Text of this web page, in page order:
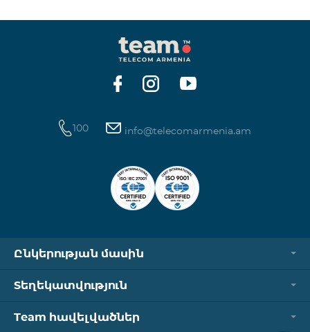
100 info@telecomarmenia.am
Ընկերության մասին
Տեղեկատվություն
Team հավելվածներ